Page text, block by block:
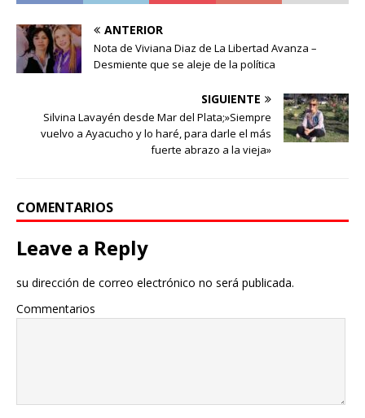
ANTERIOR
Nota de Viviana Diaz de La Libertad Avanza –
Desmiente que se aleje de la política
SIGUIENTE
Silvina Lavayén desde Mar del Plata;»Siempre
vuelvo a Ayacucho y lo haré, para darle el más
fuerte abrazo a la vieja»
COMENTARIOS
Leave a Reply
su dirección de correo electrónico no será publicada.
Commentarios